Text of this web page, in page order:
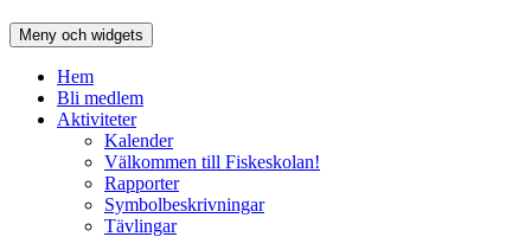
Meny och widgets
Hem
Bli medlem
Aktiviteter
Kalender
Välkommen till Fiskeskolan!
Rapporter
Symbolbeskrivningar
Tävlingar